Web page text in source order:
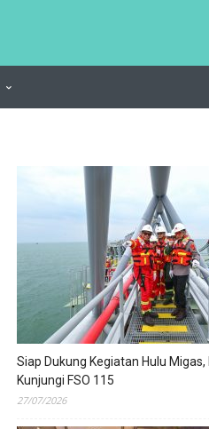
Siap Dukung Kegiatan Hulu
Kunjungi FSO 115
27/07/2026